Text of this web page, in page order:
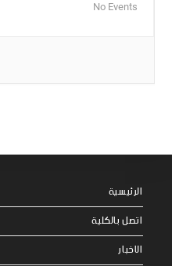
No Events
الرئيسية
اتصل بالكلية
الاخبار